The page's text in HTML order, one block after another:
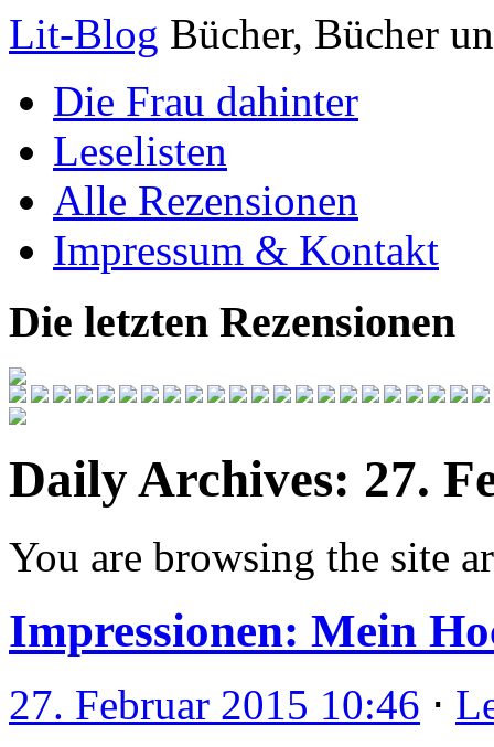
Lit-Blog Bücher, Bücher
Die Frau dahinter
Leselisten
Alle Rezensionen
Impressum & Kontakt
Die letzten Rezensionen
Daily Archives: 27.
You are browsing the site
Impressionen: Mein
27. Februar 2015 10:46 ⋅